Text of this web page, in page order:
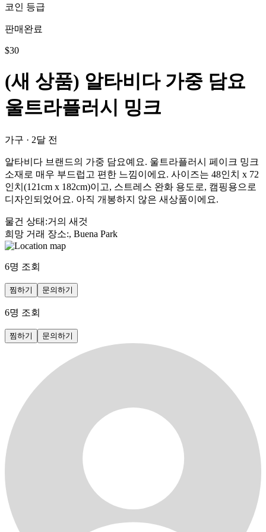
코인 등급
판매완료
$30
(새 상품) 알타비다 가중 담요
울트라플러시 밍크
가구 · 2달 전
알타비다 브랜드의 가중 담요예요. 울트라플러시 페이크 밍크
소재로 매우 부드럽고 편한 느낌이에요. 사이즈는 48인치 x 72
인치(121cm x 182cm)이고, 스트레스 완화 용도로, 캠핑용으로
디자인되었어요. 아직 개봉하지 않은 새상품이에요.
물건 상태 :거의 새것
희망 거래 장소:, Buena Park
6명 조회
찜하기 문의하기
6명 조회
찜하기 문의하기